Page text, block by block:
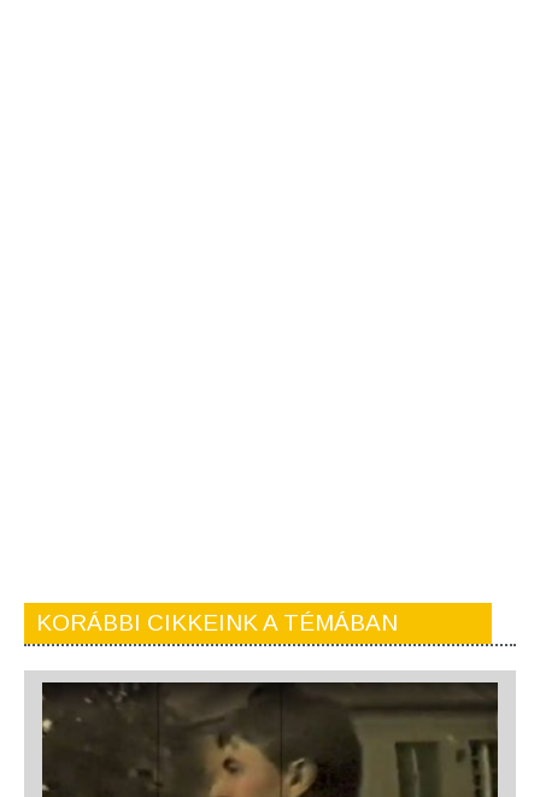
KORÁBBI CIKKEINK A TÉMÁBAN